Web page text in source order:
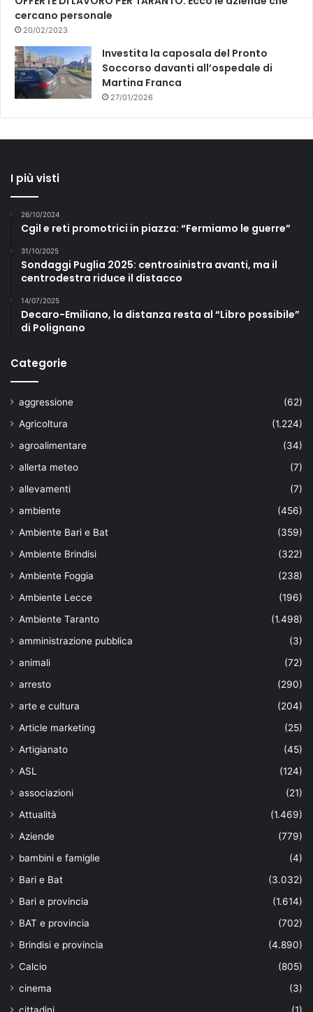
cercano personale
20/02/2023
Investita la caposala del Pronto
Soccorso davanti all’ospedale di
Martina Franca
27/01/2026
I più visti
26/10/2024
Cgil e reti promotrici in piazza: “Fermiamo le guerre”
31/10/2025
Sondaggi Puglia 2025: centrosinistra avanti, ma il
centrodestra riduce il distacco
14/07/2025
Decaro-Emiliano, la distanza resta al “Libro possibile”
di Polignano
Categorie
aggressione
(62)
Agricoltura
(1.224)
agroalimentare
(34)
allerta meteo
(7)
allevamenti
(7)
ambiente
(456)
Ambiente Bari e Bat
(359)
Ambiente Brindisi
(322)
Ambiente Foggia
(238)
Ambiente Lecce
(196)
Ambiente Taranto
(1.498)
amministrazione pubblica
(3)
animali
(72)
arresto
(290)
arte e cultura
(204)
Article marketing
(25)
Artigianato
(45)
ASL
(124)
associazioni
(21)
Attualità
(1.469)
Aziende
(779)
bambini e famiglie
(4)
Bari e Bat
(3.032)
Bari e provincia
(1.614)
BAT e provincia
(702)
Brindisi e provincia
(4.890)
Calcio
(805)
cinema
(3)
cittadini
(1)